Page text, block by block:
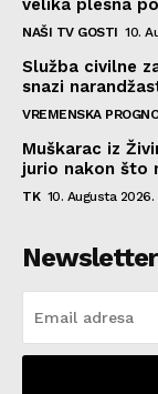
NAŠI TV GOSTI 10.
Služba civilne
snazi
VREMENSKA
Muškarac iz
jurio nakon što
TK 10. Augusta 2026.
Newsletter